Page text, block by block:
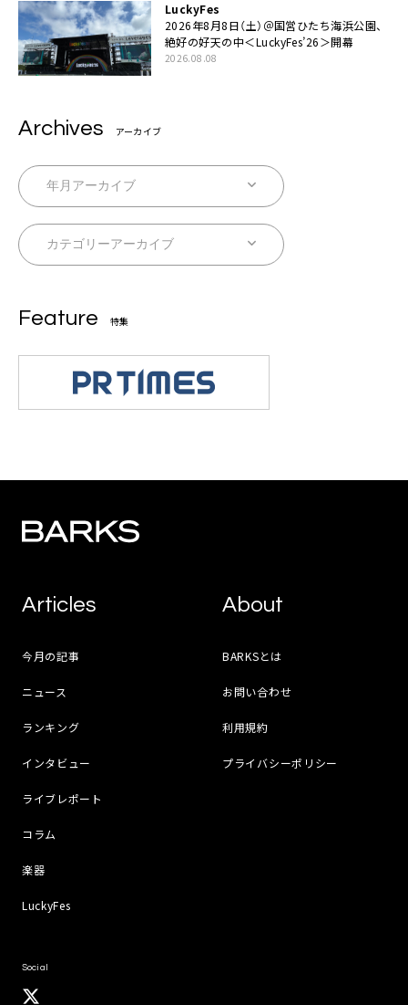
LuckyFes
2026年8月8日（土）＠国営ひたち海浜公園、
絶好の好天の中＜LuckyFes’26＞開幕
2026.08.08
Archives アーカイブ
Feature 特集
Articles
今月の記事
ニュース
ランキング
インタビュー
ライブレポート
コラム
楽器
LuckyFes
About
BARKSとは
お問い合わせ
利用規約
プライバシーポリシー
Social